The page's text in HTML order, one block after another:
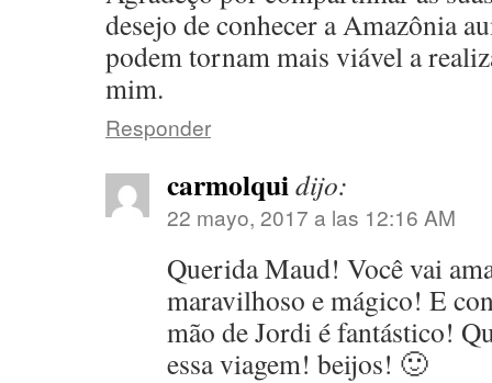
desejo de conhecer a Amazônia
podem tornam mais viável a
mim.
Responder
carmolquidijo:
22 mayo, 2017 a las 12:16 AM
Querida Maud! Você vai
maravilhoso e mágico! E
mão de Jordi é fantástico!
essa viagem! beijos! 🙂